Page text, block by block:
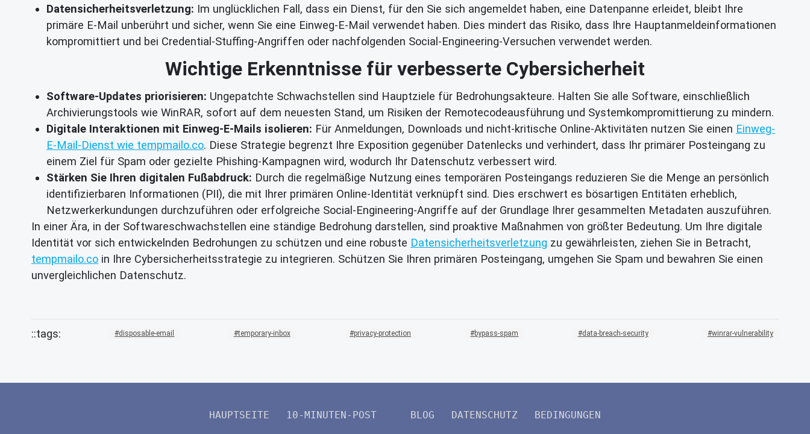
Datensicherheitsverletzung: Im unglücklichen Fall, dass ein Dienst, für den Sie sich angemeldet haben, eine Datenpanne erleidet, bleibt Ihre
primäre E-Mail unberührt und sicher, wenn Sie eine Einweg-E-Mail verwendet haben. Dies mindert das Risiko, dass Ihre Hauptanmeldeinformationen
kompromittiert und bei Credential-Stuffing-Angriffen oder nachfolgenden Social-Engineering-Versuchen verwendet werden.
Wichtige Erkenntnisse für verbesserte Cybersicherheit
Software-Updates priorisieren: Ungepatchte Schwachstellen sind Hauptziele für Bedrohungsakteure. Halten Sie alle Software, einschließlich
Archivierungstools wie WinRAR, sofort auf dem neuesten Stand, um Risiken der Remotecodeausführung und Systemkompromittierung zu mindern.
Digitale Interaktionen mit Einweg-E-Mails isolieren: Für Anmeldungen, Downloads und nicht-kritische Online-Aktivitäten nutzen Sie einen Einweg-
E-Mail-Dienst wie tempmailo.co. Diese Strategie begrenzt Ihre Exposition gegenüber Datenlecks und verhindert, dass Ihr primärer Posteingang zu
einem Ziel für Spam oder gezielte Phishing-Kampagnen wird, wodurch Ihr Datenschutz verbessert wird.
Stärken Sie Ihren digitalen Fußabdruck: Durch die regelmäßige Nutzung eines temporären Posteingangs reduzieren Sie die Menge an persönlich
identifizierbaren Informationen (PII), die mit Ihrer primären Online-Identität verknüpft sind. Dies erschwert es bösartigen Entitäten erheblich,
Netzwerkerkundungen durchzuführen oder erfolgreiche Social-Engineering-Angriffe auf der Grundlage Ihrer gesammelten Metadaten auszuführen.
In einer Ära, in der Softwareschwachstellen eine ständige Bedrohung darstellen, sind proaktive Maßnahmen von größter Bedeutung. Um Ihre digitale
Identität vor sich entwickelnden Bedrohungen zu schützen und eine robuste Datensicherheitsverletzung zu gewährleisten, ziehen Sie in Betracht,
tempmailo.co in Ihre Cybersicherheitsstrategie zu integrieren. Schützen Sie Ihren primären Posteingang, umgehen Sie Spam und bewahren Sie einen
unvergleichlichen Datenschutz.
disposable-email temporary-inbox privacy-protection bypass-spam data-breach-security winrar-vulnerability
HAUPTSEITE 10-MINUTEN-POST BLOG DATENSCHUTZ BEDINGUNGEN